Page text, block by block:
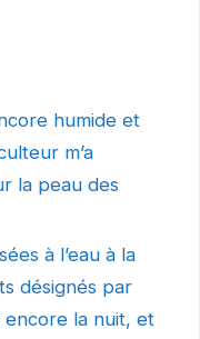
humide et
m’a
la peau des
à l’eau à la
désignés par
la nuit, et